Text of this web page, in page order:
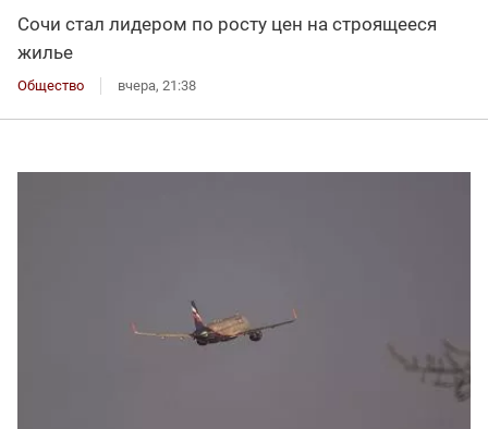
Сочи стал лидером по росту цен на строящееся
жилье
Общество вчера, 21:38